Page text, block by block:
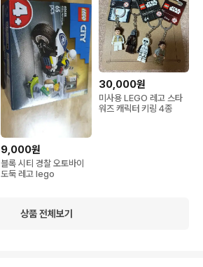
9,000원
블록 시티 경찰 오토바이
도둑 레고 lego
30,000원
미사용 LEGO 레고 스타
워즈 캐릭터 키링 4종
상품 전체보기